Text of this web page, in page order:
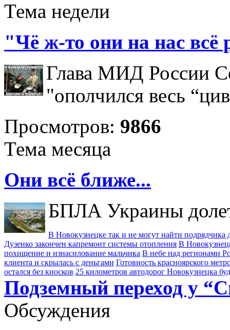
Тема недели
"Чё ж-то они на нас
Глава МИД России
"ополчился весь
Просмотров: 9866
Тема месяца
Они всё ближе...
БПЛА Украины
В Новокузнецке так и не могут найти подрядчика
Дузенко закончен капремонт системы отопления В
похищение и изнасилование мальчика В небе над регионами
клиента и скрылась с деньгами Готовность красноярского
остался без киосков 25 километров автодорог Новокузнецка
Подземный переход у
Обсуждения